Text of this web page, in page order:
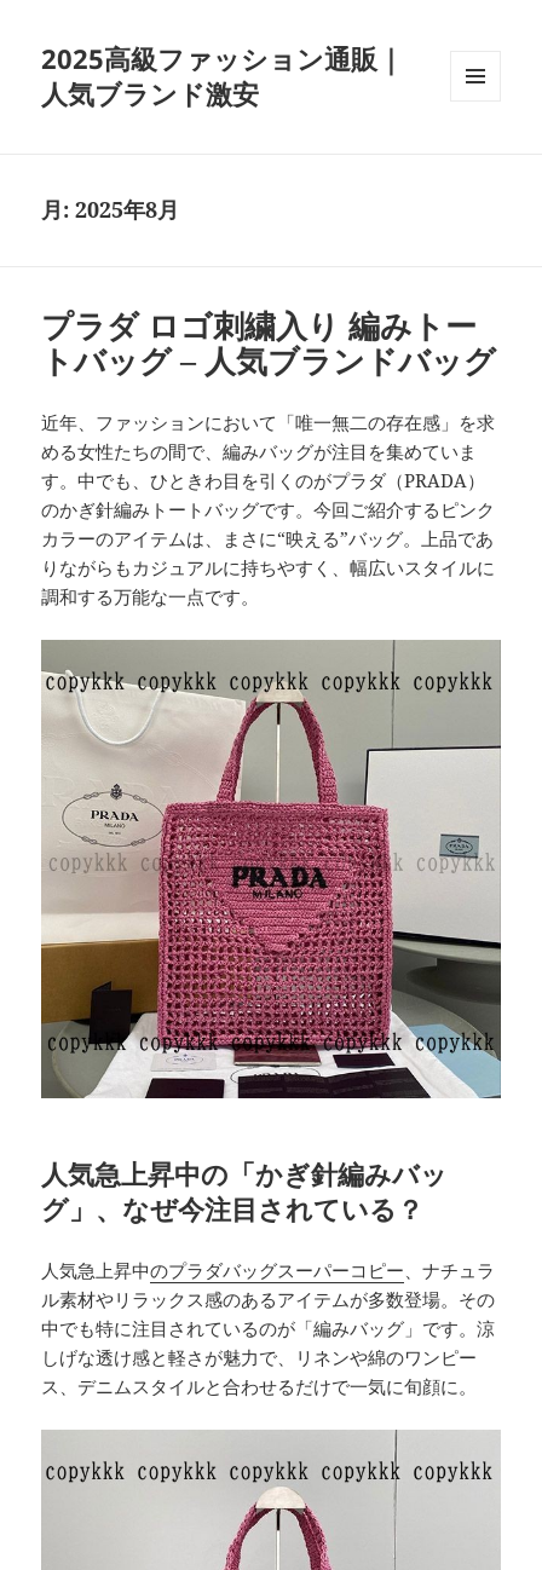
2025高級ファッション通販｜
人気ブランド激安
月:2025年8月
プラダ ロゴ刺繍入り 編みトー
トバッグ – 人気ブランドバッグ
近年、ファッションにおいて「唯一無二の存在感」を求
める女性たちの間で、編みバッグが注目を集めていま
す。中でも、ひときわ目を引くのがプラダ（PRADA）
のかぎ針編みトートバッグです。今回ご紹介するピンク
カラーのアイテムは、まさに“映える”バッグ。上品であ
りながらもカジュアルに持ちやすく、幅広いスタイルに
調和する万能な一点です。
人気急上昇中の「かぎ針編みバッ
グ」、なぜ今注目されている？
人気急上昇中のプラダバッグスーパーコピー、ナチュラ
ル素材やリラックス感のあるアイテムが多数登場。その
中でも特に注目されているのが「編みバッグ」です。涼
しげな透け感と軽さが魅力で、リネンや綿のワンピー
ス、デニムスタイルと合わせるだけで一気に旬顔に。